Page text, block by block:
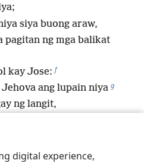
digital experience,
siya buong araw,
pagitan ng mga balikat
kay Jose: f
ang lupain niya g
ng langit,
na tumutubo dahil sa araw
buwan-buwan,